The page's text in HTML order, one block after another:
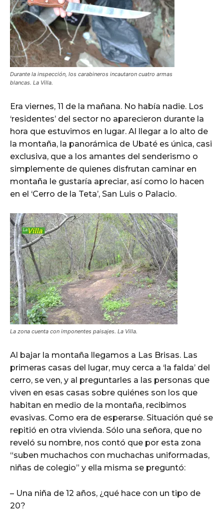
Durante la inspección, los carabineros incautaron cuatro armas
blancas. La Villa.
Era viernes, 11 de la mañana. No había nadie. Los
‘residentes’ del sector no aparecieron durante la
hora que estuvimos en lugar. Al llegar a lo alto de
la montaña, la panorámica de Ubaté es única, casi
exclusiva, que a los amantes del senderismo o
simplemente de quienes disfrutan caminar en
montaña le gustaría apreciar, así como lo hacen
en el ‘Cerro de la Teta’, San Luis o Palacio.
La zona cuenta con imponentes paisajes. La Villa.
Al bajar la montaña llegamos a Las Brisas. Las
primeras casas del lugar, muy cerca a ‘la falda’ del
cerro, se ven, y al preguntarles a las personas que
viven en esas casas sobre quiénes son los que
habitan en medio de la montaña, recibimos
evasivas. Como era de esperarse. Situación qué se
repitió en otra vivienda. Sólo una señora, que no
reveló su nombre, nos contó que por esta zona
“suben muchachos con muchachas uniformadas,
niñas de colegio” y ella misma se preguntó:
– Una niña de 12 años, ¿qué hace con un tipo de
20?